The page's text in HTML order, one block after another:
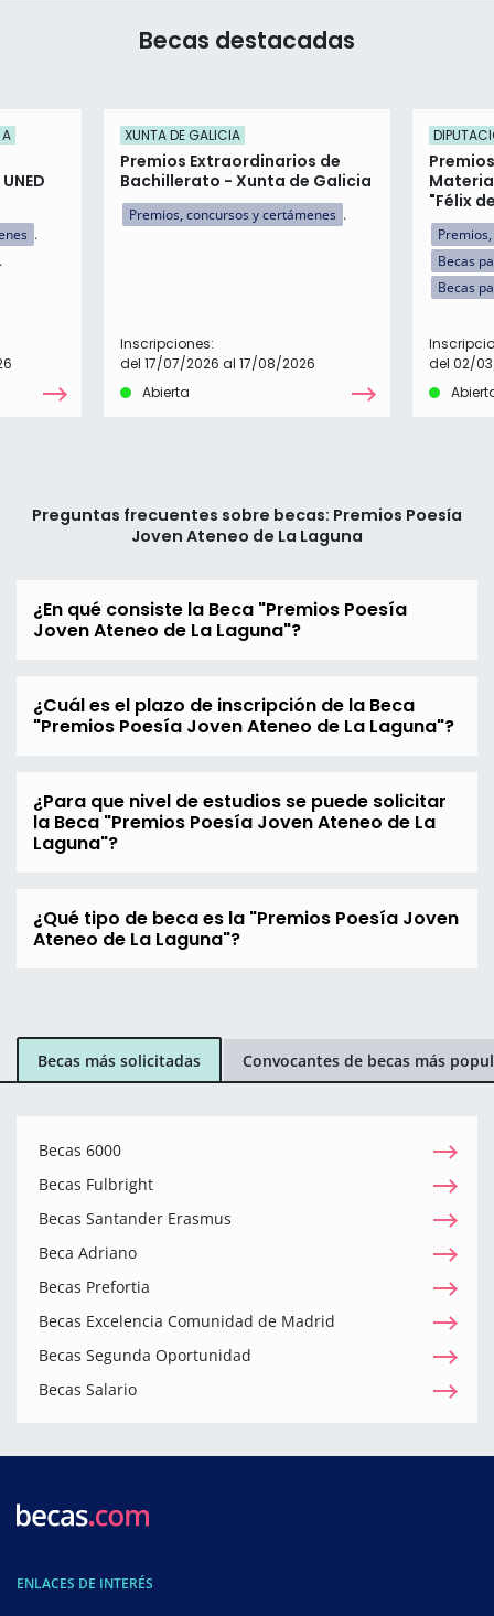
Becas destacadas
XUNTA DE GALICIA
Premios Extraordinarios de
Bachillerato - Xunta de Galicia
Premios, concursos y certámenes
Inscripciones:
del 17/07/2026 al 17/08/2026
Abierta
"Félix
Becas
Becas
del 02/
Preguntas frecuentes sobre becas: Premios Poesía
Joven Ateneo de La Laguna
¿En qué consiste la Beca "Premios Poesía
Joven Ateneo de La Laguna"?
¿Cuál es el plazo de inscripción de la Beca
"Premios Poesía Joven Ateneo de La Laguna"?
¿Para que nivel de estudios se puede solicitar
la Beca "Premios Poesía Joven Ateneo de La
Laguna"?
¿Qué tipo de beca es la "Premios Poesía Joven
Ateneo de La Laguna"?
Becas más solicitadas Convocantes de becas más
Becas 6000
Becas Fulbright
Becas Santander Erasmus
Beca Adriano
Becas Prefortia
Becas Excelencia Comunidad de Madrid
Becas Segunda Oportunidad
Becas Salario
ENLACES DE INTERÉS